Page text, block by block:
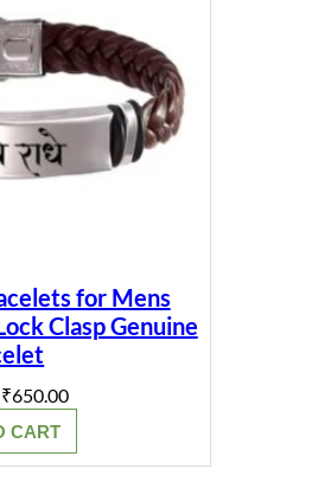
for Mens
Clasp Genuine
Original
price
was:
₹750.00.
₹650.00Current
price
₹650.00.
CART